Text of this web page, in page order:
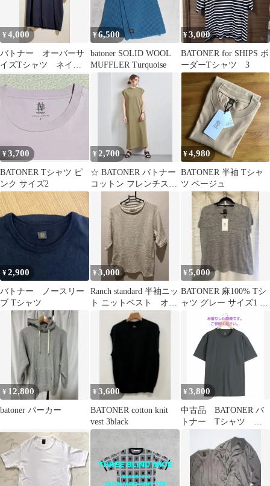
¥4,000
バトナー オーバーサ
イズTシャツ ネイビ
ーブラック
¥6,500
batoner SOLID WOOL
MUFFLER Turquoise
¥3,000
BATONER for SHIPS ボ
ーダーTシャツ 3
¥3,700
BATONER Tシャツ ピ
ンク サイズ2
¥ 2,700
☆ BATONER バトナー
コットン フレンチスリ
ーブ カットソー ワンピ
¥4,980
BATONER 半袖 Tシャ
ツ ベージュ
¥2,900
バトナー ノースリー
ブ Tシャツ
¥3,000
Ranch standard 半袖ニッ
ト ニットベスト オフ
¥5,000
BATONER 麻100% Tシ
ャツ グレー サイズ1 リ
¥ 12,800
batoner パーカー
¥3,600
BATONER cotton knit
vest 3black
¥ 3,800
中古品 BATONER バ
トナー Tシャツ チ